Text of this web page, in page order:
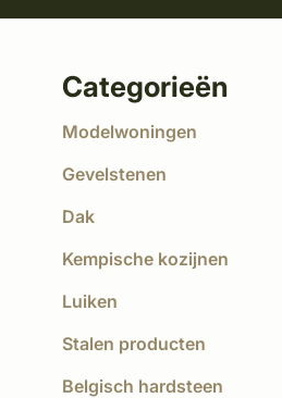
Categorieën
Modelwoningen
Gevelstenen
Dak
Kempische kozijnen
Luiken
Stalen producten
Belgisch hardsteen